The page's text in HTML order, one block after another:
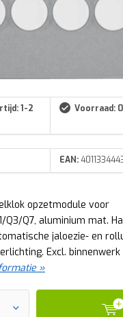
1-2
Voorraad:
EAN:
opzetmodule voor
Q3/Q7, aluminium mat.
jaloezie- en
Excl. binnenwerk
»